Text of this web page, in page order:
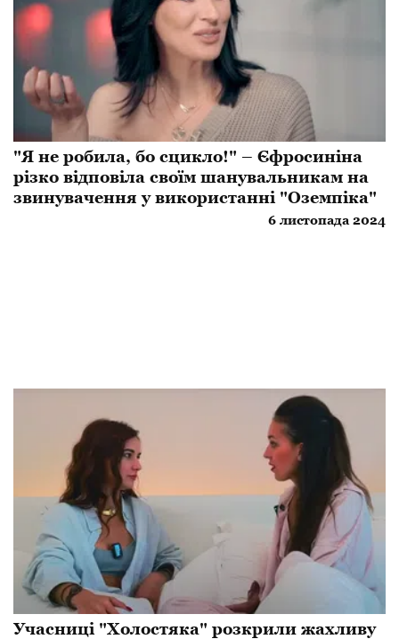
"Я не робила, бо сцикло!" – Єфросиніна
різко відповіла своїм шанувальникам на
звинувачення у використанні "Оземпіка"
6 листопада 2024
Учасниці "Холостяка" розкрили жахливу